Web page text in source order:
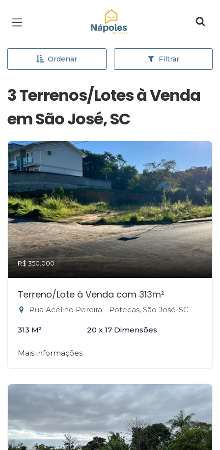
Página inicial
Ordenar Filtrar
3 Terrenos/Lotes à Venda
em São José, SC
R$ 350.000
Terreno/Lote à Venda com 313m²
Rua Acelino Pereira - Potecas, São José-SC
313 M² 20 x 17 Dimensões
Mais informações